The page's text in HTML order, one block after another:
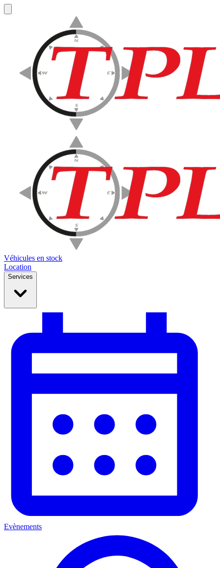
Véhicules en stock
Location
Services
Evènements